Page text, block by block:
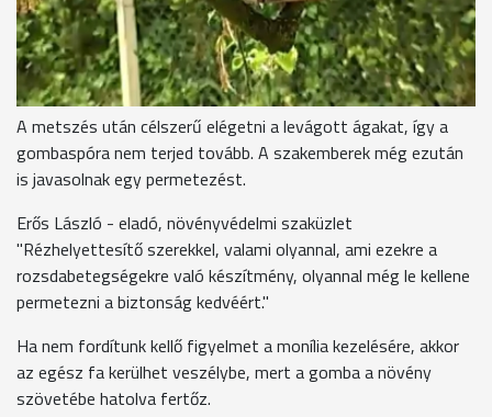
Soós Péter - tanár, Herman Ottó szakképző iskola
"Termőtestek is képződnek az elhalt részeken, ami száraz
időben nem jellemző, de ha csapadékos idő van, megjelenik."
A metszés után célszerű elégetni a levágott ágakat, így a
gombaspóra nem terjed tovább. A szakemberek még ezután
is javasolnak egy permetezést.
Erős László - eladó, növényvédelmi szaküzlet
"Rézhelyettesítő szerekkel, valami olyannal, ami ezekre a
rozsdabetegségekre való készítmény, olyannal még le kellene
permetezni a biztonság kedvéért."
Ha nem fordítunk kellő figyelmet a monília kezelésére, akkor
az egész fa kerülhet veszélybe, mert a gomba a növény
szövetébe hatolva fertőz.